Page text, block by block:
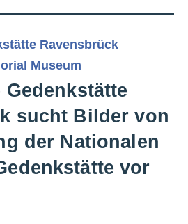
Ravensbrück
Museum
Gedenkstätte
sucht Bilder von
der Nationalen
vor